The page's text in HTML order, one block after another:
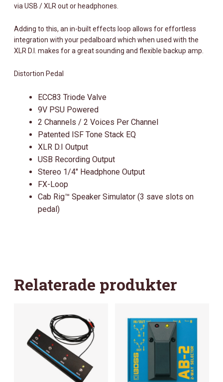
via USB / XLR out or headphones.
Adding to this, an in-built effects loop allows for effortless
integration with your pedalboard which when used with the
XLR D.I. makes for a great sounding and flexible backup amp.
Distortion Pedal
ECC83 Triode Valve
9V PSU Powered
2 Channels / 2 Voices Per Channel
Patented ISF Tone Stack EQ
XLR D.I Output
USB Recording Output
Stereo 1/4″ Headphone Output
FX-Loop
Cab Rig™ Speaker Simulator (3 save slots on
pedal)
Relaterade produkter